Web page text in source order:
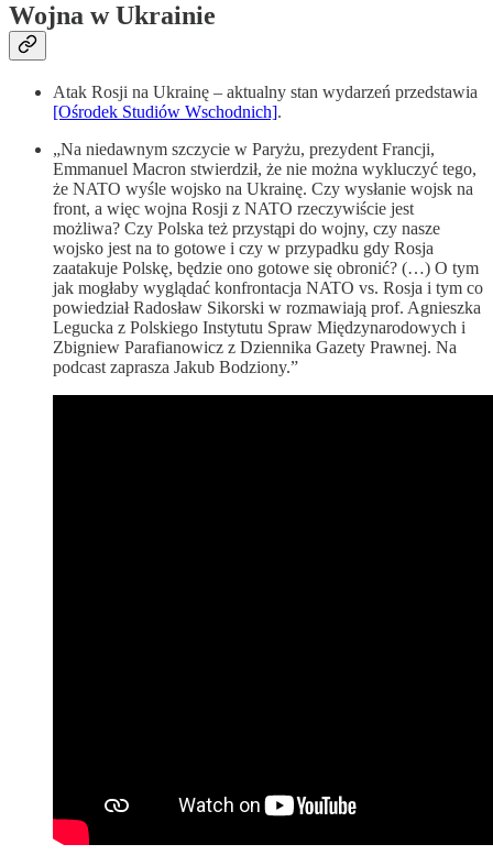
Wojna w Ukrainie
Atak Rosji na Ukrainę – aktualny stan wydarzeń przedstawia
[Ośrodek Studiów Wschodnich].
„Na niedawnym szczycie w Paryżu, prezydent Francji,
Emmanuel Macron stwierdził, że nie można wykluczyć tego,
że NATO wyśle wojsko na Ukrainę. Czy wysłanie wojsk na
front, a więc wojna Rosji z NATO rzeczywiście jest
możliwa? Czy Polska też przystąpi do wojny, czy nasze
wojsko jest na to gotowe i czy w przypadku gdy Rosja
zaatakuje Polskę, będzie ono gotowe się obronić? (…) O tym
jak mogłaby wyglądać konfrontacja NATO vs. Rosja i tym co
powiedział Radosław Sikorski w rozmawiają prof. Agnieszka
Legucka z Polskiego Instytutu Spraw Międzynarodowych i
Zbigniew Parafianowicz z Dziennika Gazety Prawnej. Na
podcast zaprasza Jakub Bodziony.”